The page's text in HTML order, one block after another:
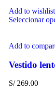
Add to wishlist
Seleccionar
Add to
Vestido
S/269.00